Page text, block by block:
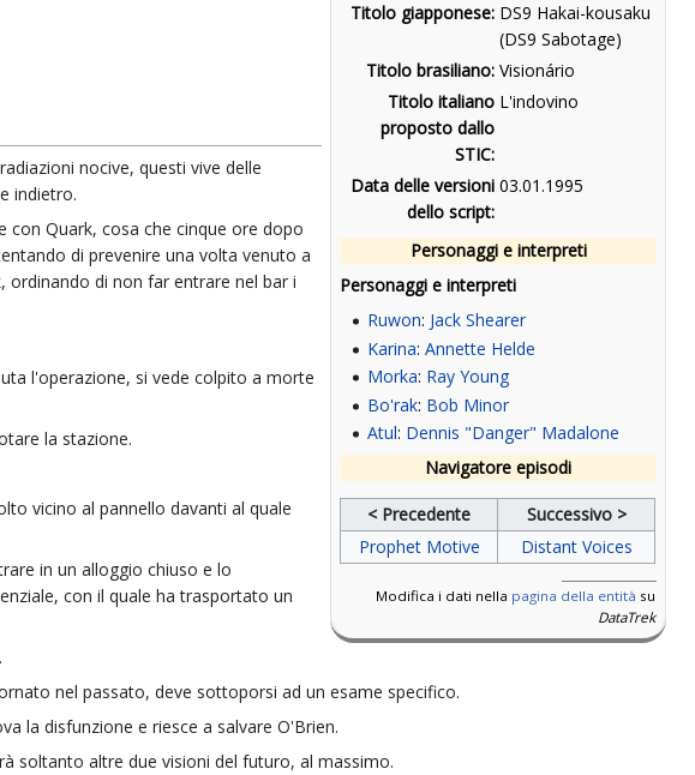
Titolo giapponese: DS9 Hakai-kousaku
(DS9 Sabotage)
Titolo brasiliano: Visionário
Titolo italiano
proposto dallo
STIC:
L'indovino
Data delle versioni
dello script:
03.01.1995
Personaggi e interpreti
Personaggi e interpreti
Ruwon: Jack Shearer
Karina: Annette Helde
Morka: Ray Young
Bo'rak: Bob Minor
Atul: Dennis "Danger" Madalone
Navigatore episodi
< Precedente
Successivo >
Prophet Motive
Distant Voices
Modifica i dati nella pagina della entità su
DataTrek
nocive, questi vive delle
indietro.
con Quark, cosa che cinque ore dopo
di prevenire una volta venuto a
ordinando di non far entrare nel bar i
l'operazione, si vede colpito a morte
la stazione.
vicino al pannello davanti al quale
in un alloggio chiuso e lo
con il quale ha trasportato un
nel passato, deve sottoporsi ad un esame specifico.
la disfunzione e riesce a salvare O'Brien.
soltanto altre due visioni del futuro, al massimo.